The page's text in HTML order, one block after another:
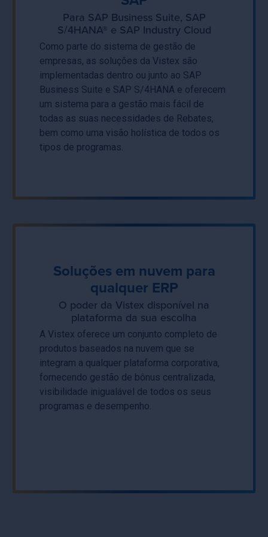
Para SAP Business Suite, SAP
S/4HANA® e SAP Industry Cloud
Como parte do sistema de gestão de
empresas, as soluções da Vistex são
implementadas dentro ou junto ao SAP
Business Suite e SAP S/4HANA e oferecem
um sistema para a gestão mais fácil de
todas as suas necessidades de Rebates,
bem como uma visão holística de todos os
tipos de programas.
Soluções em nuvem para
qualquer ERP
O poder da Vistex disponível na
plataforma da sua escolha
A Vistex oferece um conjunto completo de
produtos baseados na nuvem que se
integram a qualquer plataforma corporativa,
fornecendo gestão de bônus centralizada,
visibilidade inigualável de todos os seus
programas e desempenho.